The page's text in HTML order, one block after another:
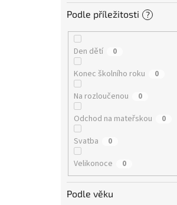
Podle příležitosti ?
Den dětí 0
Konec školního roku 0
Na rozloučenou 0
Odchod na mateřskou 0
Svatba 0
Velikonoce 0
Podle věku